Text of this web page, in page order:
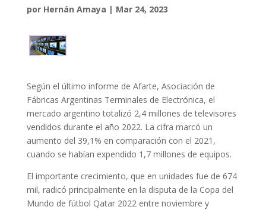
por Hernán Amaya | Mar 24, 2023
Según el último informe de Afarte, Asociación de
Fábricas Argentinas Terminales de Electrónica, el
mercado argentino totalizó 2,4 millones de televisores
vendidos durante el año 2022. La cifra marcó un
aumento del 39,1% en comparación con el 2021,
cuando se habían expendido 1,7 millones de equipos.
El importante crecimiento, que en unidades fue de 674
mil, radicó principalmente en la disputa de la Copa del
Mundo de fútbol Qatar 2022 entre noviembre y